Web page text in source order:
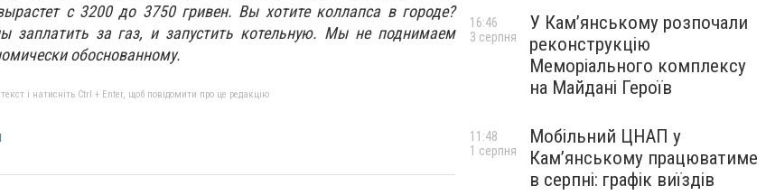
с 3200 до 3750 гривен. Вы хотите коллапса в городе?
заплатить за газ, и запустить котельную. Мы не поднимаем
обоснованному.
і натисніть Ctrl + Enter, щоб повідомити про це редакцію
У Кам’янському розпочали
реконструкцію
Меморіального комплексу
на Майдані Героїв
16:46
3 серпня
Мобільний ЦНАП у
Кам’янському працюватиме
в серпні: графік виїздів
11:48
1 серпня